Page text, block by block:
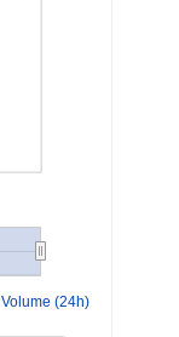
Volume (24h)